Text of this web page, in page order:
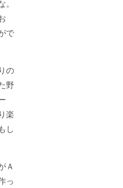
で
の
野
楽
し
Ａ
っ